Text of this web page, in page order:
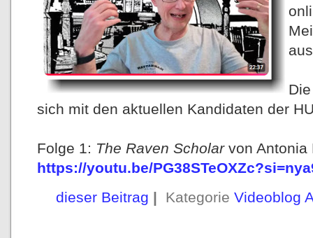
sich mit den aktuellen Kandidaten der
Folge 1: The Raven Scholarvon Antonia
https://youtu.be/
dieser Beitrag | Kategorie Videoblog